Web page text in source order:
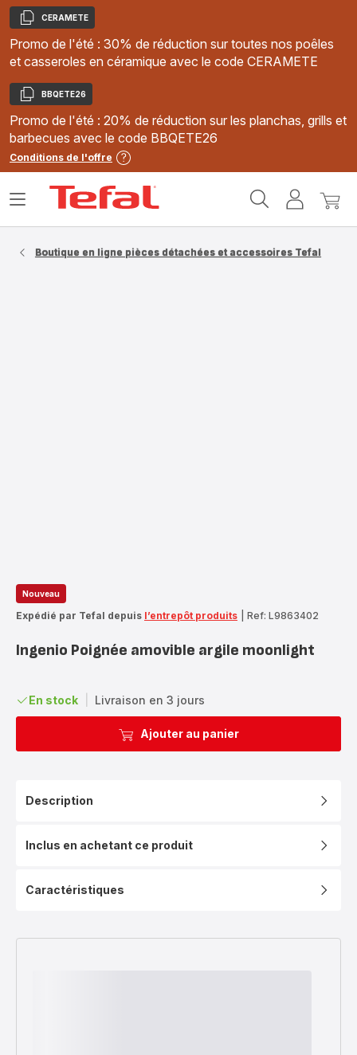
Copier
CERAMETE
Promo de l'été : 30% de réduction sur toutes nos poêles
et casseroles en céramique avec le code CERAMETE
Copier
BBQETE26
Promo de l'été : 20% de réduction sur les planchas, grills et
barbecues avec le code BBQETE26
Conditions de l'offre
MonMon
Ouvrir
Boutique en ligne pièces détachées et accessoires Tefal
Nouveau
Expédié par Tefal depuis l’entrepôt produits Ref: L9863402
Ingenio Poignée amovible argile moonlight
En stock Livraison en 3 jours
Ajouter au panier
Description
Inclus en achetant ce produit
Caractéristiques